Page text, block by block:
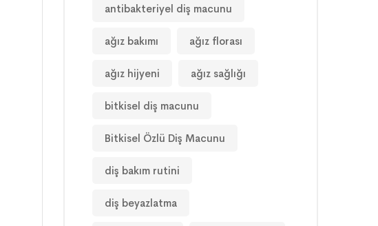
antibakteriyel diş macunu
ağız bakımı ağız florası
ağız hijyeni ağız sağlığı
bitkisel diş macunu
Bitkisel Özlü Diş Macunu
diş bakım rutini
diş beyazlatma